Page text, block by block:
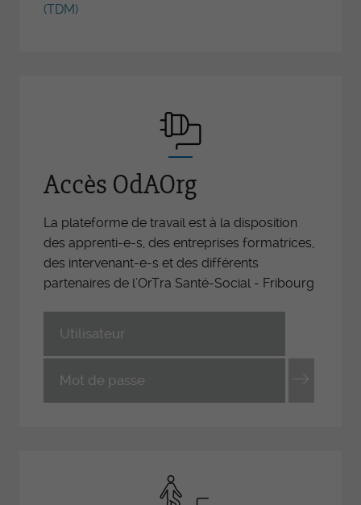
(TDM)
Accès OdAOrg
La plateforme de travail est à la disposition
des apprenti-e-s, des entreprises formatrices,
des intervenant-e-s et des différents
partenaires de l’OrTra Santé-Social - Fribourg